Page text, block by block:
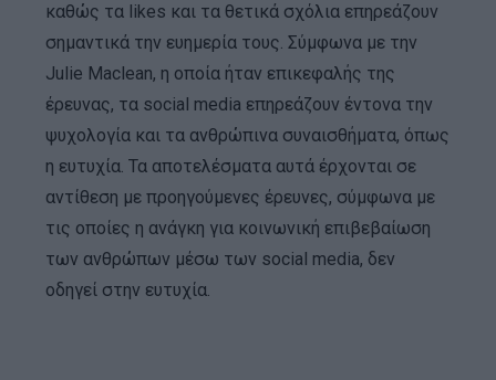
καθώς τα likes και τα θετικά σχόλια επηρεάζουν
σημαντικά την ευημερία τους. Σύμφωνα με την
Julie Maclean, η οποία ήταν επικεφαλής της
έρευνας, τα social media επηρεάζουν έντονα την
ψυχολογία και τα ανθρώπινα συναισθήματα, όπως
η ευτυχία. Τα αποτελέσματα αυτά έρχονται σε
αντίθεση με προηγούμενες έρευνες, σύμφωνα με
τις οποίες η ανάγκη για κοινωνική επιβεβαίωση
των ανθρώπων μέσω των social media, δεν
οδηγεί στην ευτυχία.